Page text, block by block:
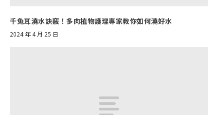
千兔耳澆水訣竅！多肉植物護理專家教你如何澆好水
2024 年 4 月 25 日